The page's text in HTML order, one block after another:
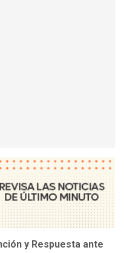
y Respuesta ante